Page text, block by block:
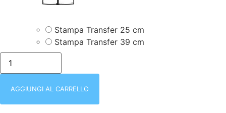
Stampa Transfer 25 cm
Stampa Transfer 39 cm
ISACCO-
002887-
COMPLETO-
PORTOFINO
DONNA
AGGIUNGI AL CARRELLO